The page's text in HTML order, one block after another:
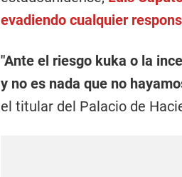
evadiendo cualquier
"Ante el riesgo kuka o la
y no es nada que no
el titular del Palacio de